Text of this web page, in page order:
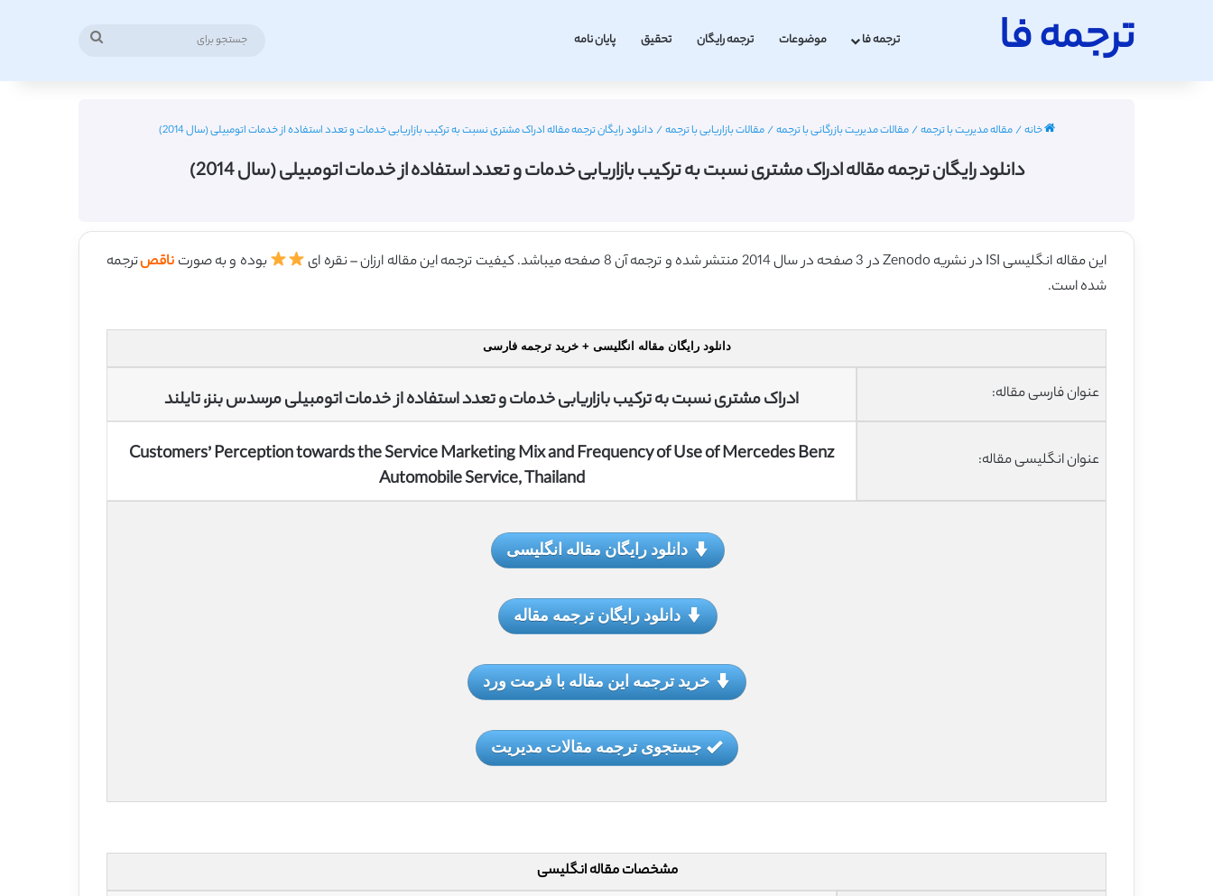
ترجمه فا ترجمه فا موضوعات ترجمه رایگان تحقیق پایان نامه
خانه/مقاله مدیریت با ترجمه/مقالات مدیریت بازرگانی با ترجمه/مقالات بازاریابی با ترجمه/ دانلود رایگان ترجمه مقاله ادراک مشتری نسبت به ترکیب بازاریابی خدمات و تعدد استفاده از خدمات اتومبیلی (سال 2014)
دانلود رایگان ترجمه مقاله ادراک مشتری نسبت به ترکیب بازاریابی خدمات و تعدد استفاده از خدمات اتومبیلی (سال 2014)
این مقاله انگلیسی ISI در نشریه Zenodo در 3 صفحه در سال 2014 منتشر شده و ترجمه آن 8 صفحه میباشد. کیفیت ترجمه این مقاله ارزان – نقره ای بوده و به صورت ناقصترجمه
شده است.
دانلود رایگان مقاله انگلیسی + خرید ترجمه فارسی
عنوان فارسی مقاله: ادراک مشتری نسبت به ترکیب بازاریابی خدمات و تعدد استفاده از خدمات اتومبیلی مرسدس بنز، تایلند
عنوان انگلیسی مقاله:
Customers’ Perception towards the Service Marketing Mix and Frequency of Use of Mercedes Benz
Automobile Service, Thailand
دانلود رایگان مقاله انگلیسی
دانلود رایگان ترجمه مقاله
خرید ترجمه این مقاله با فرمت ورد
جستجوی ترجمه مقالات مدیریت
مشخصات مقاله انگلیسی